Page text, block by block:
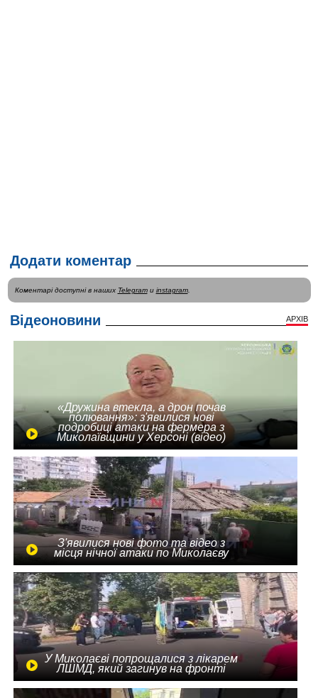
Додати коментар
Коментарі доступні в наших Telegramи instagram.
Відеоновини АРХІВ
«Дружина втекла, а дрон почав
полювання»: з'явилися нові
подробиці атаки на фермера з
Миколаївщини у Херсоні (відео)
З'явилися нові фото та відео з
місця нічної атаки по Миколаєву
У Миколаєві попрощалися з лікарем
ЛШМД, який загинув на фронті